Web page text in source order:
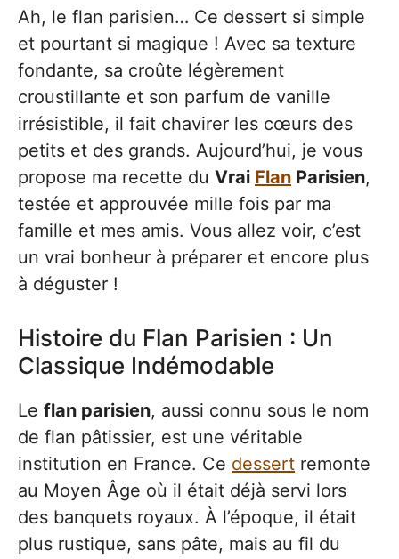
Ah, le flan parisien… Ce dessert si simple
et pourtant si magique ! Avec sa texture
fondante, sa croûte légèrement
croustillante et son parfum de vanille
irrésistible, il fait chavirer les cœurs des
petits et des grands. Aujourd’hui, je vous
propose ma recette du Vrai Flan Parisien,
testée et approuvée mille fois par ma
famille et mes amis. Vous allez voir, c’est
un vrai bonheur à préparer et encore plus
à déguster !
Histoire du Flan Parisien : Un
Classique Indémodable
Le flan parisien, aussi connu sous le nom
de flan pâtissier, est une véritable
institution en France. Ce dessert remonte
au Moyen Âge où il était déjà servi lors
des banquets royaux. À l’époque, il était
plus rustique, sans pâte, mais au fil du